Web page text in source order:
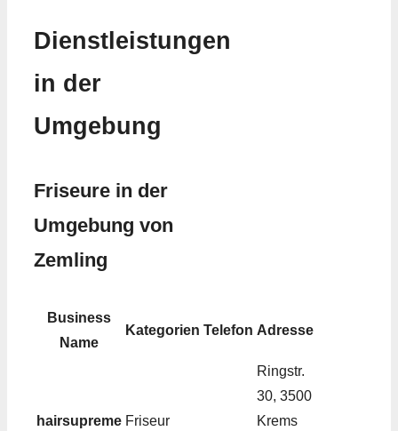
Dienstleistungen
in der
Umgebung
Friseure in der
Umgebung von
Zemling
Business
Name
Kategorien Telefon Adresse
hairsupreme Friseur
Ringstr.
30, 3500
Krems